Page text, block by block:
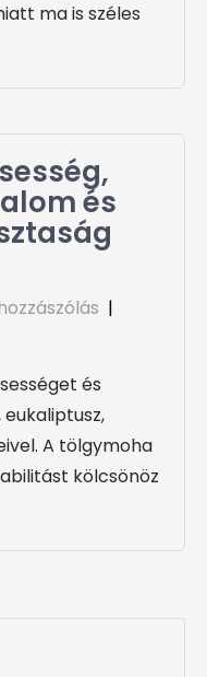
ma is széles
és
|
és
A tölgymoha
kölcsönöz